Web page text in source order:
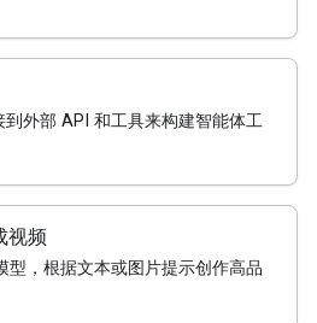
外部 API 和工具来构建智能体工
视频
型，根据文本或图片提示创作高品